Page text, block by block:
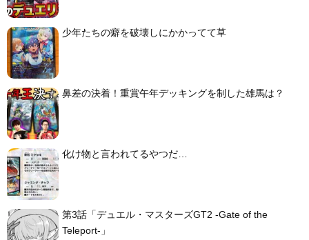
少年たちの癖を破壊しにかかってて草
鼻差の決着！重賞午年デッキングを制した雄馬は？
化け物と言われてるやつだ…
第3話「デュエル・マスターズGT2 -Gate of the
Teleport-」